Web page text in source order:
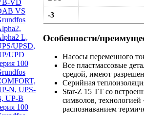
VD
VS
L,
UPSD,
UPD
100
N, UPS-
UP-B
100
-3
Особенности/
Насосы переменного
Все пластмассовые
средой, имеют
Серийная
Star-Z 15 TT со
символов,
распознаванием